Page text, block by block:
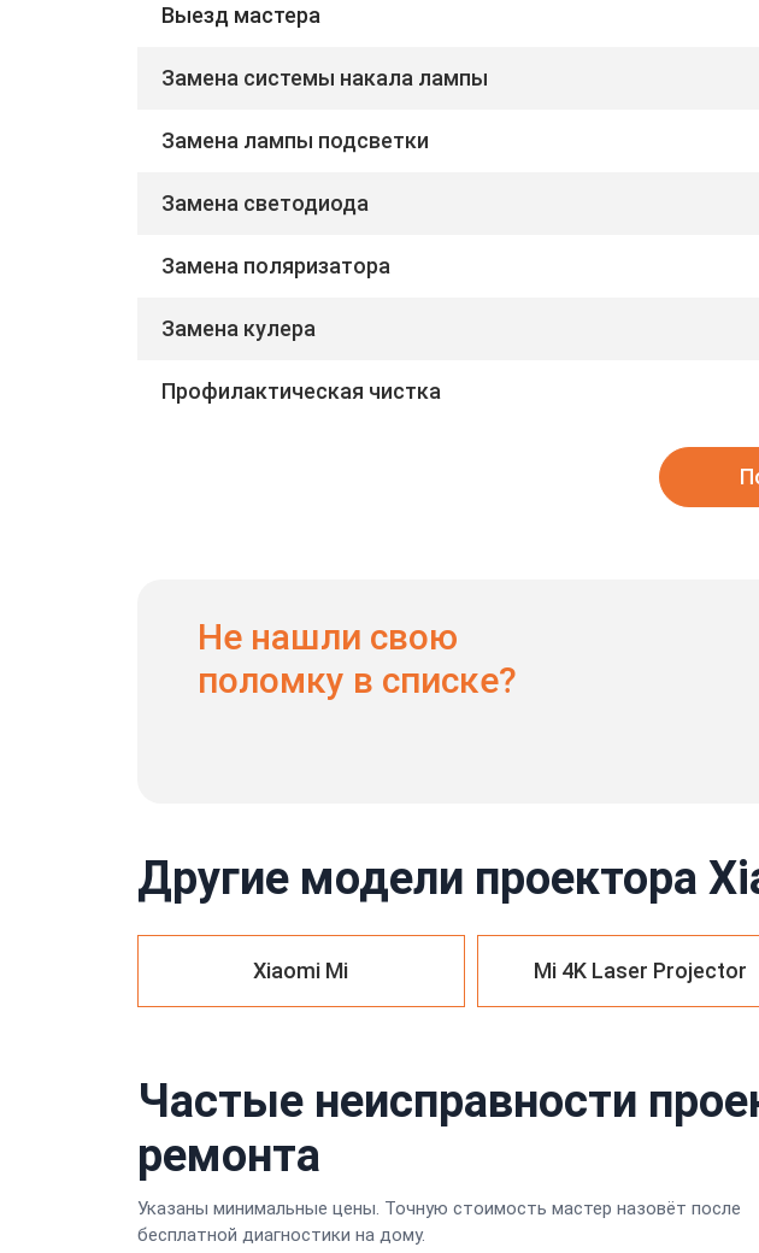
Выезд мастера
Замена системы накала лампы
Замена лампы подсветки
Замена светодиода
Замена поляризатора
Замена кулера
Профилактическая чистка
Не нашли свою
поломку в списке?
Другие модели проектора
Xiaomi Mi Mi 4K Laser Projector
Частые неисправности
ремонта
Указаны минимальные цены. Точную стоимость мастер назовёт после
бесплатной диагностики на дому.